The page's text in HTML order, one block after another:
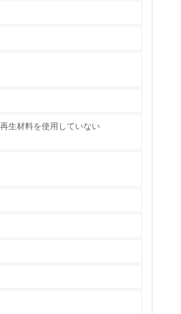
生材料を使用していない